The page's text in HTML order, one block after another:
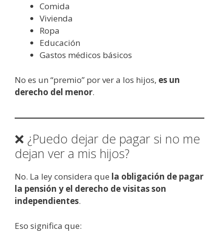
Comida
Vivienda
Ropa
Educación
Gastos médicos básicos
No es un “premio” por ver a los hijos, es un
derecho del menor.
❌ ¿Puedo dejar de pagar si no me
dejan ver a mis hijos?
No. La ley considera que la obligación de pagar
la pensión y el derecho de visitas son
independientes.
Eso significa que: